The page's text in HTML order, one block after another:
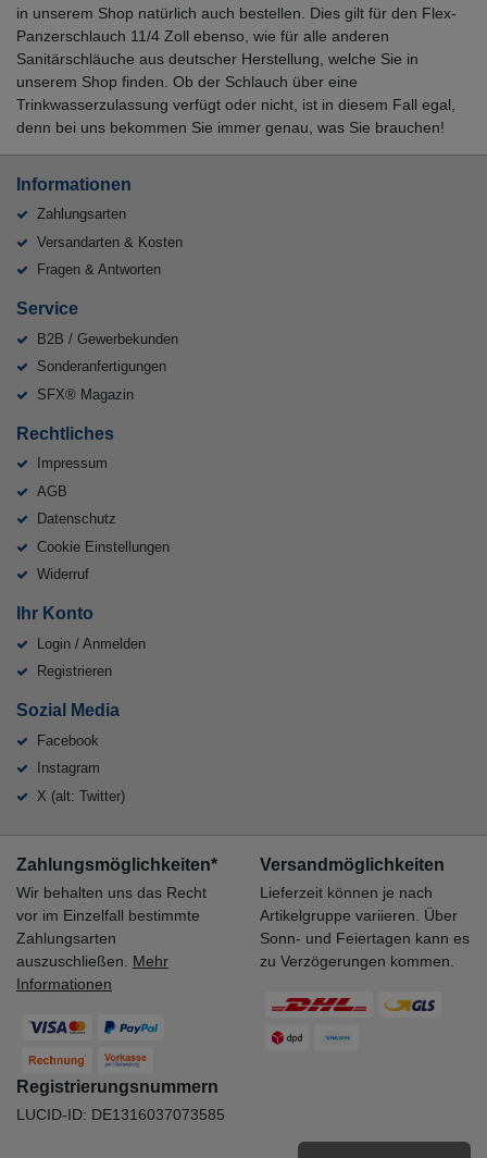
in unserem Shop natürlich auch bestellen. Dies gilt für den Flex-
Panzerschlauch 11/4 Zoll ebenso, wie für alle anderen
Sanitärschläuche aus deutscher Herstellung, welche Sie in
unserem Shop finden. Ob der Schlauch über eine
Trinkwasserzulassung verfügt oder nicht, ist in diesem Fall egal,
denn bei uns bekommen Sie immer genau, was Sie brauchen!
Informationen
Zahlungsarten
Versandarten & Kosten
Fragen & Antworten
Service
B2B / Gewerbekunden
Sonderanfertigungen
SFX® Magazin
Rechtliches
Impressum
AGB
Datenschutz
Cookie Einstellungen
Widerruf
Ihr Konto
Login / Anmelden
Registrieren
Sozial Media
Facebook
Instagram
X (alt: Twitter)
Zahlungsmöglichkeiten*
Wir behalten uns das Recht
vor im Einzelfall bestimmte
Zahlungsarten
auszuschließen. Mehr
Informationen
Versandmöglichkeiten
Lieferzeit können je nach
Artikelgruppe variieren. Über
Sonn- und Feiertagen kann es
zu Verzögerungen kommen.
Registrierungsnummern
LUCID-ID: DE1316037073585